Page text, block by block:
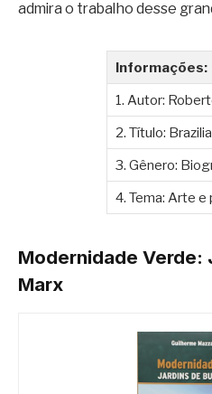
admira o trabalho desse
Informações:
1. Autor:
2. Título:
3. Gênero:
4. Tema: Arte
Modernidade Verde:
Marx